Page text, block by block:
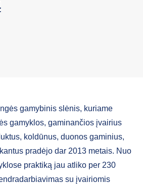
gamybinis slėnis, kuriame
gamyklos, gaminančios įvairius
koldūnus, duonos gaminius,
pradėjo dar 2013 metais. Nuo
praktiką jau atliko per 230
su įvairiomis